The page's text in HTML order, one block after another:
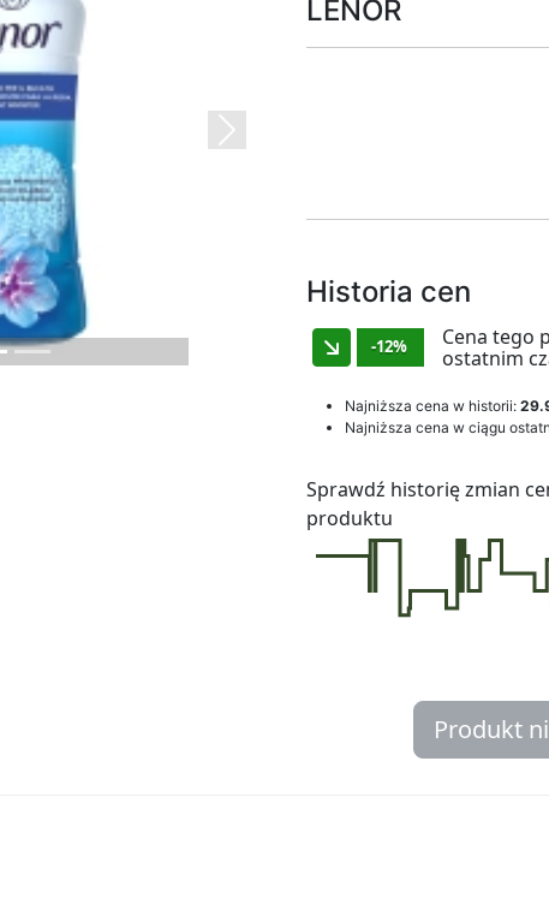
Next
LENOR
Historia cen
-12%
Cena tego
ostatnim
Najniższa cena w historii:
Najniższa cena w ciągu
Sprawdź historię zmian
produktu
Produkt